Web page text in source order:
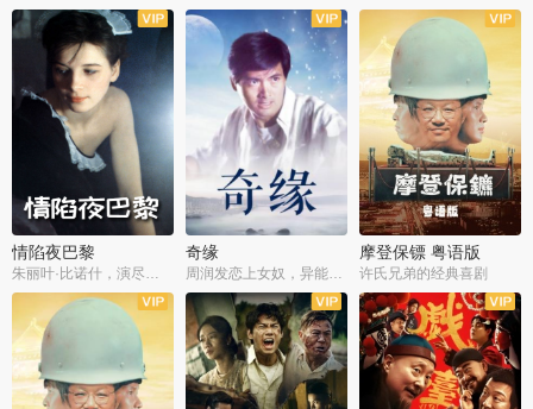
情陷夜巴黎
朱丽叶·比诺什，演尽失爱之痛
奇缘
周润发恋上女奴，异能护体战邪派
摩登保镖 粤语版
许氏兄弟的经典喜剧